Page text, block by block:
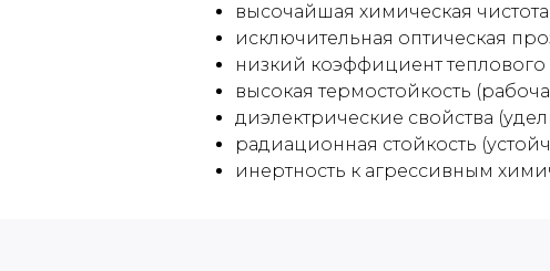
высочайшая химическая
исключительная оптическая
низкий коэффициент
высокая термостойкость
диэлектрические свойства
радиационная стойкость
инертность к агрессивным